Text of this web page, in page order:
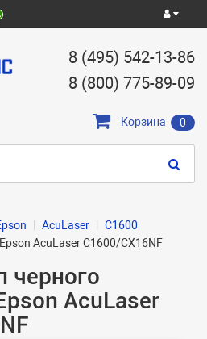
8 (495) 542-13-86
8 (800) 775-89-09
Корзина 0
AcuLaser
C1600
AcuLaser C1600/CX16NF
черного
AcuLaser